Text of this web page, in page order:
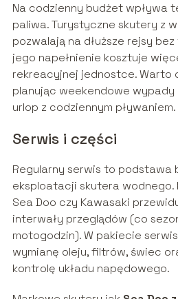
Na codzienny budżet wpływa
paliwa. Turystyczne skutery z
pozwalają na dłuższe rejsy
jego napełnienie kosztuje
rekreacyjnej jednostce. Warto
planując weekendowe wypady
urlop z codziennym pływaniem.
Serwis i części
Regularny serwis to podstawa
eksploatacji skutera
Sea Doo czy Kawasaki
interwały przeglądów (co
motogodzin). W pakiecie
wymianę oleju, filtrów, świec
kontrolę układu napędowego.